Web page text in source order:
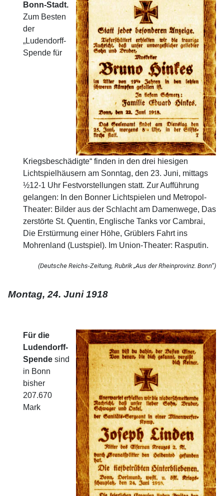
Bonn-Stadt.
Zum Besten
der
„Ludendorff-
Spende für
Kriegsbeschädigte“ finden in den drei hiesigen
Lichtspielhäusern am Sonntag, den 23. Juni, mittags
½12-1 Uhr Festvorstellungen statt. Zur Aufführung
gelangen: In den Bonner Lichtspielen und Metropol-
Theater: Bilder aus der Schlacht am Damenwege, Das
zerstörte St. Quentin, Englische Tanks vor Cambrai,
Die Erstürmung einer Höhe, Grüblers Fahrt ins
Mohrenland (Lustspiel). Im Union-Theater: Rasputin.
(Deutsche Reichs-Zeitung, Rubrik „Aus der Rheinprovinz. Bonn“)
Montag, 24. Juni 1918
Für die
Ludendorff-
Spende sind
in Bonn
bisher
207.670
Mark